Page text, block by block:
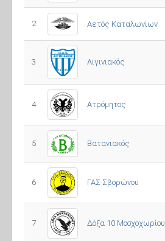
2 Αετός Καταλωνίων
3 Αιγινιακός
4 Ατρόμητος
5 Βατανιακός
6 ΓΑΣ Σβορώνου
7 Δόξα 10 Μοσχοχωρίου